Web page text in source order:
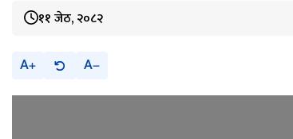
११ जेठ, २०८२
A A